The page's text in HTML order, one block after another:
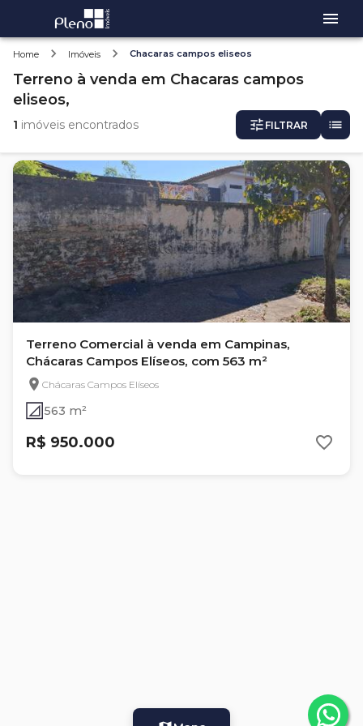
Home Imóveis Chacaras campos eliseos
Terreno à venda em Chacaras campos
eliseos,
1 imóveis encontrados FILTRAR
Terreno Comercial à venda em Campinas,
Chácaras Campos Elíseos, com 563 m²
Chácaras Campos Elíseos
563 m²
R$ 950.000